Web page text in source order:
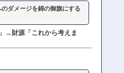
ダメージを錦の御旗にする
→財源「これから考えま